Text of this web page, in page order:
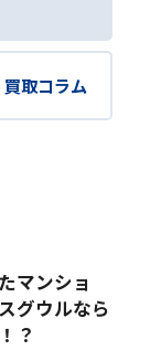
買取コラム
マンショ
グウルなら
？